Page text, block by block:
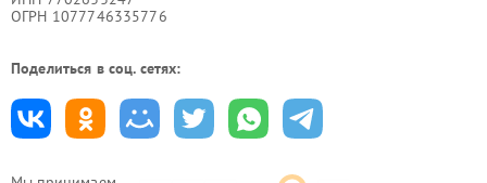
ОГРН 1077746335776
Поделиться в соц. сетях: